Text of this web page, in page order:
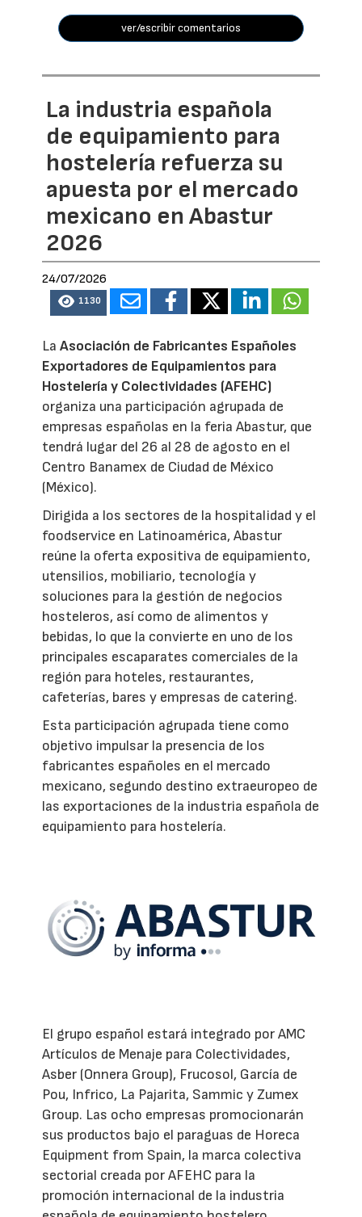
ver/escribir comentarios
La industria española
de equipamiento para
hostelería refuerza su
apuesta por el mercado
mexicano en Abastur
2026
24/07/2026
1130
LaAsociación de Fabricantes Españoles
Exportadores de Equipamientos para
Hostelería y Colectividades (AFEHC)
organiza una participación agrupada de
empresas españolas en la feria Abastur, que
tendrá lugar del 26 al 28 de agosto en el
Centro Banamex de Ciudad de México
(México).
Dirigida a los sectores de la hospitalidad y el
foodservice en Latinoamérica, Abastur
reúne la oferta expositiva de equipamiento,
utensilios, mobiliario, tecnología y
soluciones para la gestión de negocios
hosteleros, así como de alimentos y
bebidas, lo que la convierte en uno de los
principales escaparates comerciales de la
región para hoteles, restaurantes,
cafeterías, bares y empresas de catering.
Esta participación agrupada tiene como
objetivo impulsar la presencia de los
fabricantes españoles en el mercado
mexicano, segundo destino extraeuropeo de
las exportaciones de la industria española de
equipamiento para hostelería.
El grupo español estará integrado por AMC
Artículos de Menaje para Colectividades,
Asber (Onnera Group), Frucosol, García de
Pou, Infrico, La Pajarita, Sammic y Zumex
Group. Las ocho empresas promocionarán
sus productos bajo el paraguas de Horeca
Equipment from Spain, la marca colectiva
sectorial creada por AFEHC para la
promoción internacional de la industria